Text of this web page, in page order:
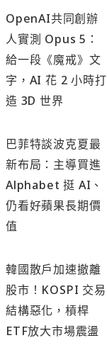
OpenAI共同創辦
人實測 Opus 5：
給一段《魔戒》文
字，AI 花 2 小時打
造 3D 世界
巴菲特談波克夏最
新布局：主導買進
Alphabet 挺 AI、
仍看好蘋果長期價
值
韓國散戶加速撤離
股市！KOSPI 交易
結構惡化，槓桿
ETF放大市場震盪